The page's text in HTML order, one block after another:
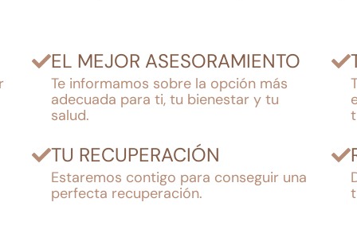
EL MEJOR ASESORAMIENTO
Te informamos sobre la opción más
adecuada para ti, tu bienestar y tu
salud.
TU RECUPERACIÓN
Estaremos contigo para conseguir una
perfecta recuperación.